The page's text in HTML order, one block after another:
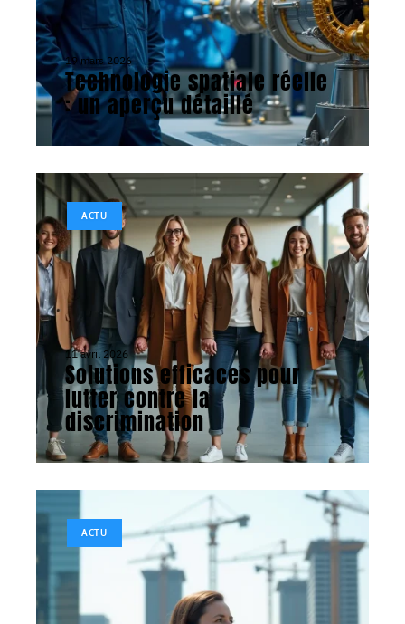
19 mars 2026
Technologie spatiale réelle
: un aperçu détaillé
ACTU
11 avril 2026
Solutions efficaces pour
lutter contre la
discrimination
ACTU